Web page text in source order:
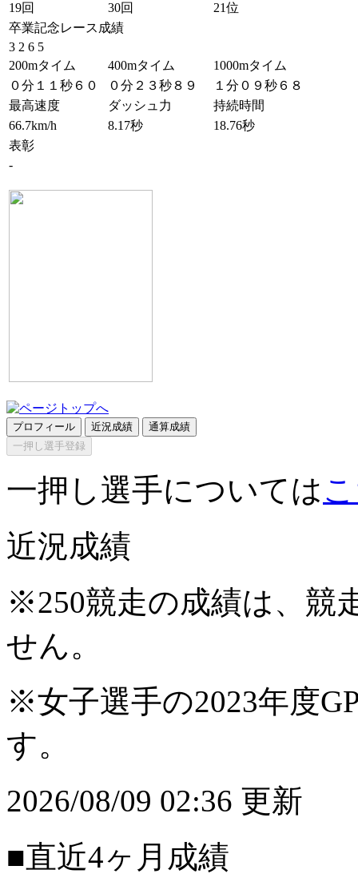
19回
30回
21位
卒業記念レース成績
3 2 6 5
200mタイム
400mタイム
1000mタイム
０分１１秒６０
０分２３秒８９
１分０９秒６８
最高速度
ダッシュ力
持続時間
66.7km/h
8.17秒
18.76秒
表彰
-
プロフィール 近況成績
通算成績
一押し選手登録
一押し選手については
近況成績
※250競走の成績は、競
せん。
※女子選手の2023年度
す。
2026/08/09 02:36 更新
■直近4ヶ月成績